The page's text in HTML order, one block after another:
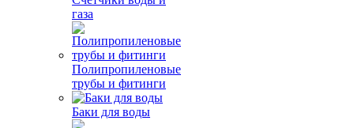
газа
Полипропиленовые
трубы и фитинги
Баки для воды